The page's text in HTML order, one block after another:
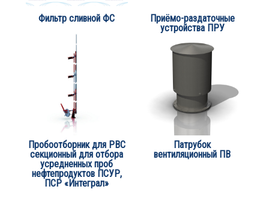
Фильтр сливной ФС
Приёмо-раздаточные
устройства ПРУ
Пробоотборник для РВС
секционный для отбора
усредненных проб
нефтепродуктов ПСУР,
ПСР «Интеграл»
Патрубок
вентиляционный ПВ